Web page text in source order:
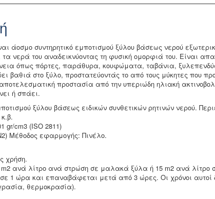
άοσμο συντηρητικό εμποτισμού ξύλου βάσεως νερού
νερά του αναδεικνύοντας τη φυσική ομορφιά του. Είναι
όπως πόρτες, παράθυρα, κουφώματα, ταβάνια,
βαθιά στο ξύλο, προστατεύοντάς το από τους μύκητες που
προστασία από την υπεριώδη ηλιακή
ή σπάει.
ξύλου βάσεως ειδικών συνθετικών ρητινών νερού.
gr/cm3 (ISO 2811)
Μέθοδος εφαρμογής: Πινέλο.
χρήση.
m2 ανά λίτρο ανά στρώση σε μαλακά ξύλα ή 15 m2 ανά λίτρο
1 ώρα και επαναβάφεται μετά από 3 ώρες. Οι χρόνοι αυτοί
θερμοκρασία).